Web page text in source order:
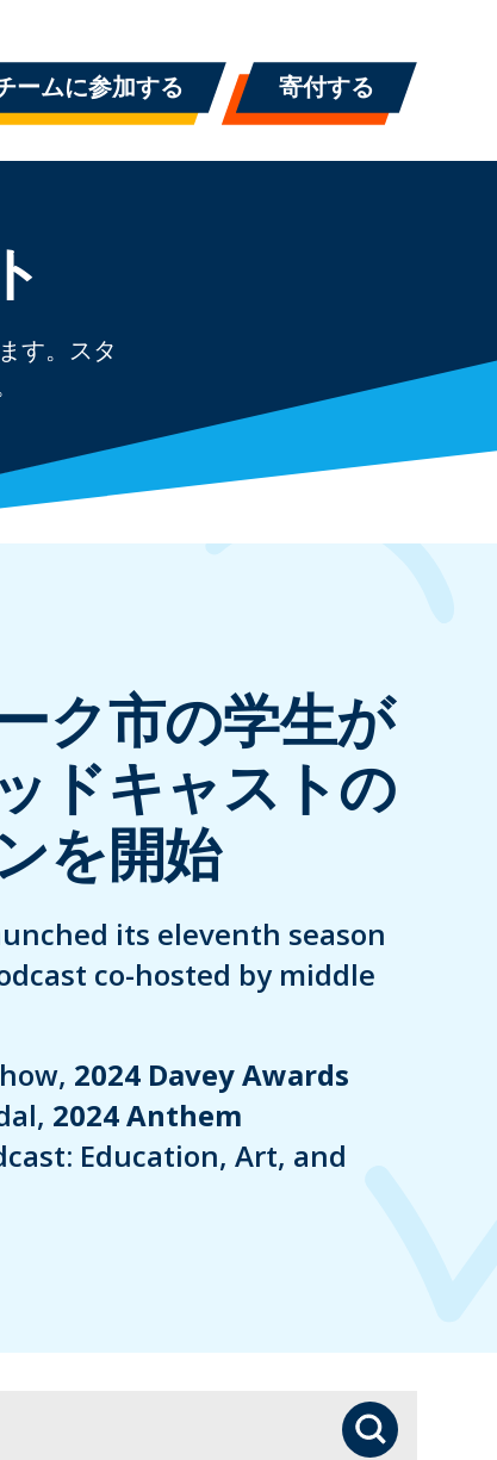
ームに参加する 寄付する
す。スタ
ク市の学生が
ドキャストの
を開始
its eleventh season
co-hosted by middle
2024 Davey Awards
2024 Anthem
Education, Art, and
検索